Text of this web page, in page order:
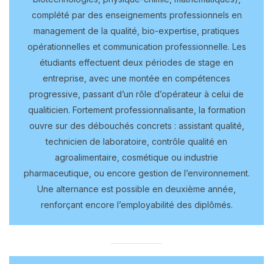
complété par des enseignements professionnels en
management de la qualité, bio-expertise, pratiques
opérationnelles et communication professionnelle. Les
étudiants effectuent deux périodes de stage en
entreprise, avec une montée en compétences
progressive, passant d’un rôle d’opérateur à celui de
qualiticien. Fortement professionnalisante, la formation
ouvre sur des débouchés concrets : assistant qualité,
technicien de laboratoire, contrôle qualité en
agroalimentaire, cosmétique ou industrie
pharmaceutique, ou encore gestion de l’environnement.
Une alternance est possible en deuxième année,
renforçant encore l’employabilité des diplômés.